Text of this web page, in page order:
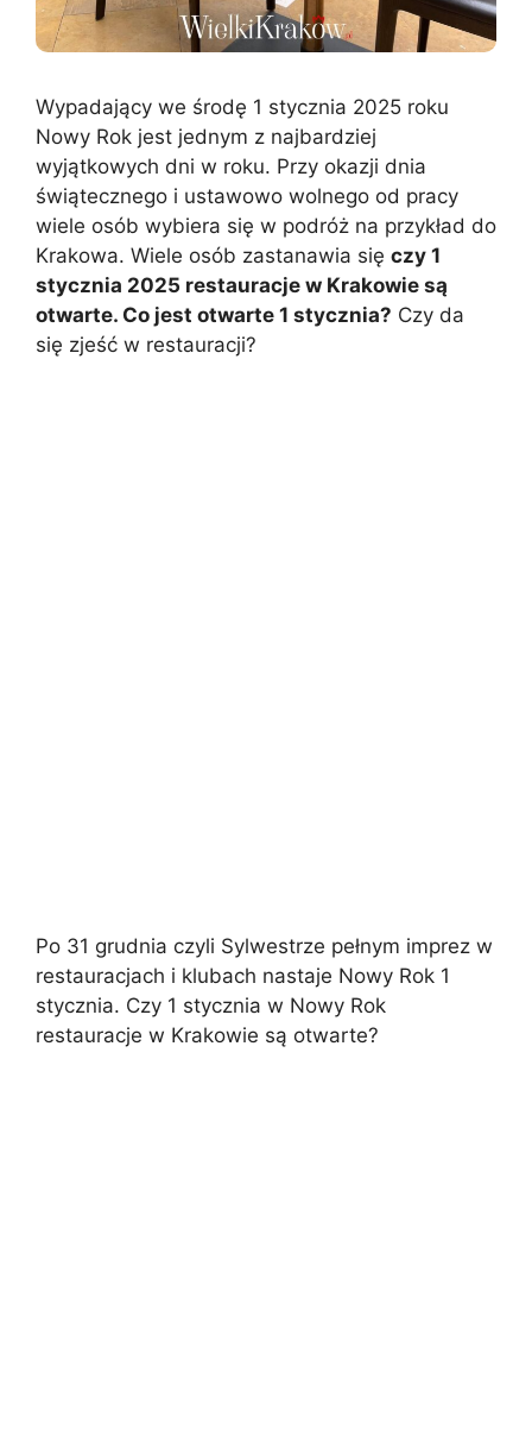
Wypadający we środę 1 stycznia 2025 roku
Nowy Rok jest jednym z najbardziej
wyjątkowych dni w roku. Przy okazji dnia
świątecznego i ustawowo wolnego od pracy
wiele osób wybiera się w podróż na przykład do
Krakowa. Wiele osób zastanawia się czy 1
stycznia 2025 restauracje w Krakowie są
otwarte. Co jest otwarte 1 stycznia? Czy da
się zjeść w restauracji?
Po 31 grudnia czyli Sylwestrze pełnym imprez w
restauracjach i klubach nastaje Nowy Rok 1
stycznia. Czy 1 stycznia w Nowy Rok
restauracje w Krakowie są otwarte?